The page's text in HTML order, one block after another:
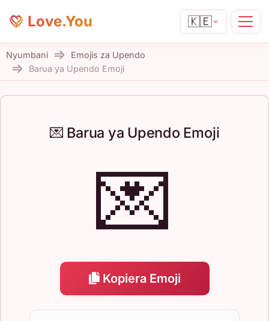
Love.You 🇰🇪
Nyumbani
Emojis za Upendo
Barua ya Upendo Emoji
💌 Barua ya Upendo Emoji
💌
Kopiera Emoji